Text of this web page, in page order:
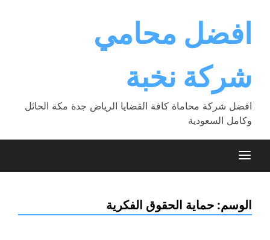
contentافضل محامي
شركة نخبة
افضل شركة محاماة كافة القضايا الرياض جدة مكة الحائل
وكامل السعودية
الوسم: حماية الحقوق الفكرية